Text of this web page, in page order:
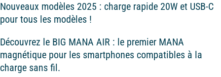
Nouveaux modèles 2025 : charge rapide 20W et USB-C
pour tous les modèles !
Découvrez le BIG MANA AIR : le premier MANA
magnétique pour les smartphones compatibles à la
charge sans fil.